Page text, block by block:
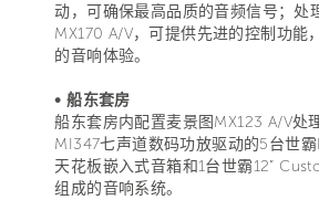
动，可确保最高品质的音频信号；处
MX170 A/V，可提供先进的控制功能
的音响体验。
• 船东套房
船东套房内配置麦景图MX123 A/V处
MI347七声道数码功放驱动的5台世
天花板嵌入式音箱和1台世霸12”
组成的音响系统。